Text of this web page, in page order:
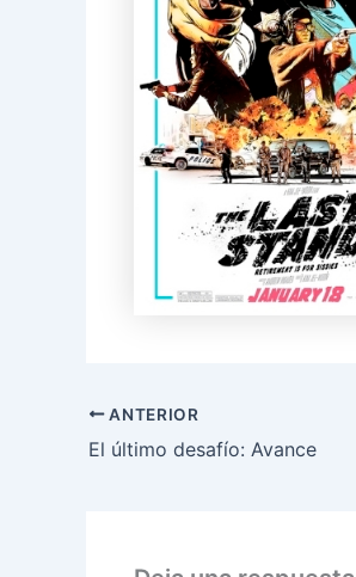
ANTERIOR
El último desafío: Avance